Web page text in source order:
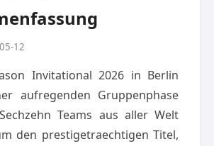
12
Invitational 2026 in Berlin
aufregenden Gruppenphase
Teams aus aller Welt
den prestigetraechtigen Titel,